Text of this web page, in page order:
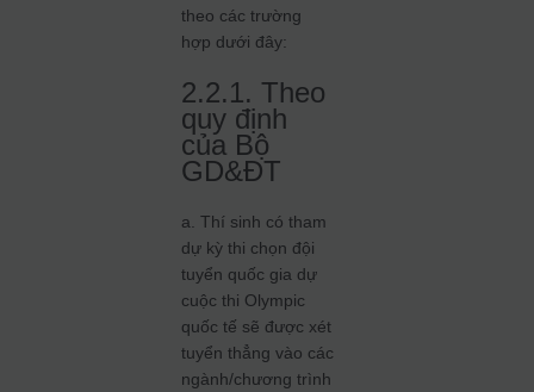
theo các trường
hợp dưới đây:
2.2.1. Theo
quy định
của Bộ
GD&ĐT
a. Thí sinh có tham
dự kỳ thi chọn đội
tuyển quốc gia dự
cuộc thi Olympic
quốc tế sẽ được xét
tuyển thẳng vào các
ngành/chương trình